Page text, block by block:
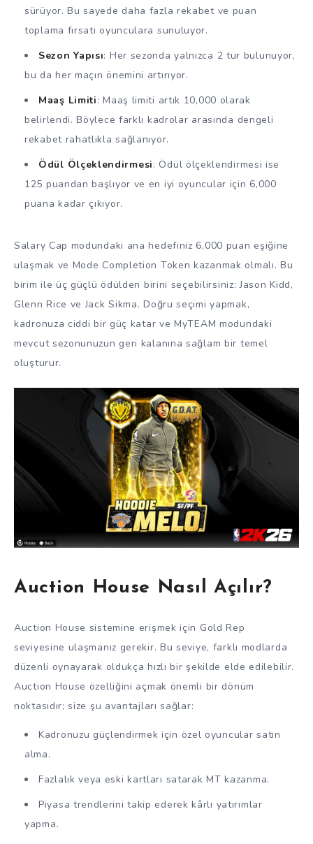
sürüyor. Bu sayede daha fazla rekabet ve puan
toplama fırsatı oyunculara sunuluyor.
Sezon Yapısı: Her sezonda yalnızca 2 tur bulunuyor,
bu da her maçın önemini artırıyor.
Maaş Limiti: Maaş limiti artık 10,000 olarak
belirlendi. Böylece farklı kadrolar arasında dengeli
rekabet rahatlıkla sağlanıyor.
Ödül Ölçeklendirmesi: Ödül ölçeklendirmesi ise
125 puandan başlıyor ve en iyi oyuncular için 6,000
puana kadar çıkıyor.
Salary Cap modundaki ana hedefiniz 6,000 puan eşiğine
ulaşmak ve Mode Completion Token kazanmak olmalı. Bu
birim ile üç güçlü ödülden birini seçebilirsiniz: Jason Kidd,
Glenn Rice ve Jack Sikma. Doğru seçimi yapmak,
kadronuza ciddi bir güç katar ve MyTEAM modundaki
mevcut sezonunuzun geri kalanına sağlam bir temel
oluşturur.
Auction House Nasıl Açılır?
Auction House sistemine erişmek için Gold Rep
seviyesine ulaşmanız gerekir. Bu seviye, farklı modlarda
düzenli oynayarak oldukça hızlı bir şekilde elde edilebilir.
Auction House özelliğini açmak önemli bir dönüm
noktasıdır; size şu avantajları sağlar:
Kadronuzu güçlendirmek için özel oyuncular satın
alma.
Fazlalık veya eski kartları satarak MT kazanma.
Piyasa trendlerini takip ederek kârlı yatırımlar
yapma.